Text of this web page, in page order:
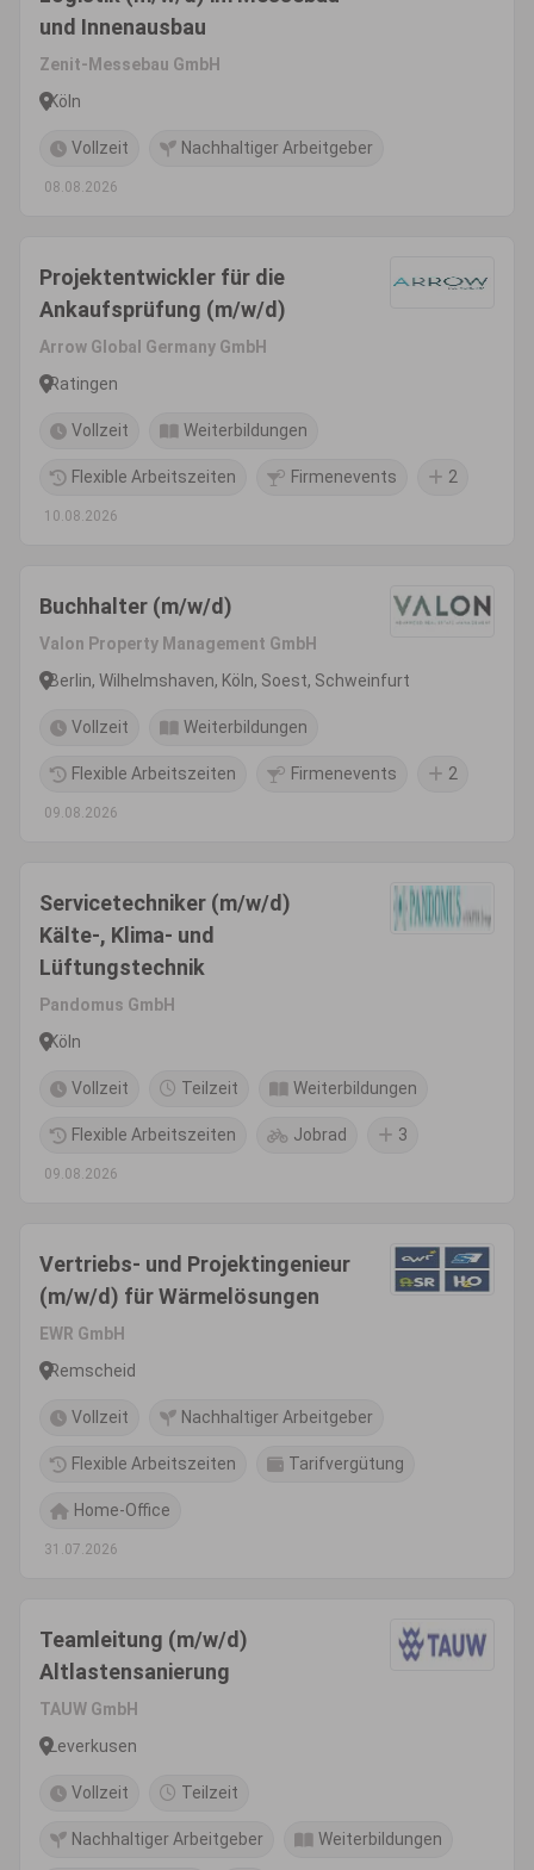
und Innenausbau
Zenit-Messebau GmbH
Köln
Vollzeit Nachhaltiger Arbeitgeber
08.08.2026
Projektentwickler für die
Ankaufsprüfung (m/w/d)
Arrow Global Germany GmbH
Ratingen
Vollzeit Weiterbildungen
Flexible Arbeitszeiten Firmenevents 2
10.08.2026
Buchhalter (m/w/d)
Valon Property Management GmbH
Berlin, Wilhelmshaven, Köln, Soest, Schweinfurt
Vollzeit Weiterbildungen
Flexible Arbeitszeiten Firmenevents 2
09.08.2026
Servicetechniker (m/w/d)
Kälte-, Klima- und
Lüftungstechnik
Pandomus GmbH
Köln
Vollzeit Teilzeit Weiterbildungen
Flexible Arbeitszeiten Jobrad 3
09.08.2026
Vertriebs- und Projektingenieur
(m/w/d) für Wärmelösungen
EWR GmbH
Remscheid
Vollzeit Nachhaltiger Arbeitgeber
Flexible Arbeitszeiten Tarifvergütung
Home-Office
31.07.2026
Teamleitung (m/w/d)
Altlastensanierung
TAUW GmbH
Leverkusen
Vollzeit Teilzeit
Nachhaltiger Arbeitgeber Weiterbildungen